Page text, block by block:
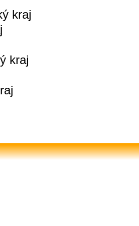
kraj
kraj